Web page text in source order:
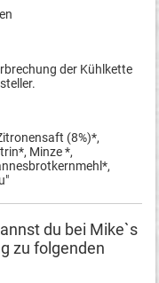
der Kühlkette
(8%)*,
Minze *,
du bei Mike`s
zu folgenden